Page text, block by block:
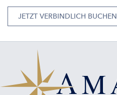
JETZT VERBINDLICH BUCHEN